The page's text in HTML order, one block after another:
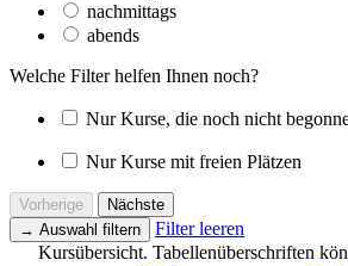
nachmittags
abends
Welche Filter helfen Ihnen noch?
Nur Kurse, die noch nicht
Nur Kurse mit freien Plätzen
Vorherige
Nächste
→ Auswahl filtern
Filter leeren
Kursübersicht. Tabellenüberschriften